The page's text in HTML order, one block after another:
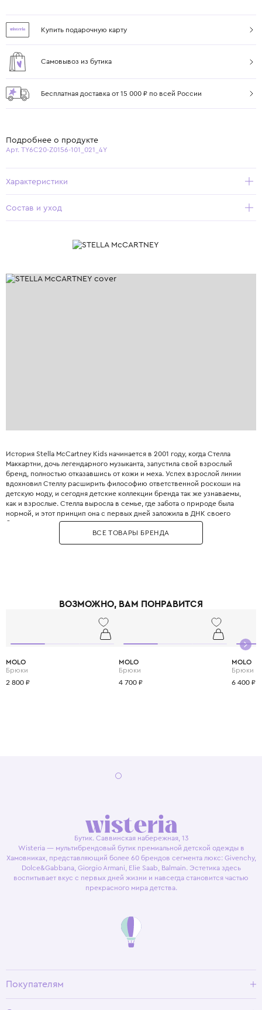
Купить подарочную карту
Самовывоз из бутика
Бесплатная доставка от 15 000 ₽ по всей России
Подробнее о продукте
Арт. TY6C20-Z0156-101_021_4Y
Характеристики
Состав и уход
История Stella McCartney Kids начинается в 2001 году, когда Стелла
Маккартни, дочь легендарного музыканта, запустила свой взрослый
бренд, полностью отказавшись от кожи и меха. Успех взрослой линии
вдохновил Стеллу расширить философию ответственной роскоши на
детскую моду, и сегодня детские коллекции бренда так же узнаваемы,
как и взрослые. Стелла выросла в семье, где забота о природе была
нормой, и этот принцип она с первых дней заложила в ДНК своего
бренда. Бренд использует только инновационные экологичные
материалы: органический хлопок, переработанный полиэстер, вискозу
из вторичного сырья и запатентованные веганские материалы. Яркие
принципам slow fashion: каждая вещь остаётся актуальной не один
ВСЕ ТОВАРЫ БРЕНДА
ВОЗМОЖНО, ВАМ ПОНРАВИТСЯ
MOLO
Брюки
2 800 ₽
MOLO
Брюки
4 700 ₽
MOLO
Брюки
6 400 ₽
Бутик. Саввинская набережная, 13
Wisteria — мультибрендовый бутик премиальной детской одежды в
Хамовниках, представляющий более 60 брендов сегмента люкс: Givenchy,
Dolce&Gabbana, Giorgio Armani, Elie Saab, Balmain. Эстетика здесь
воспитывает вкус с первых дней жизни и навсегда становится частью
прекрасного мира детства.
Покупателям